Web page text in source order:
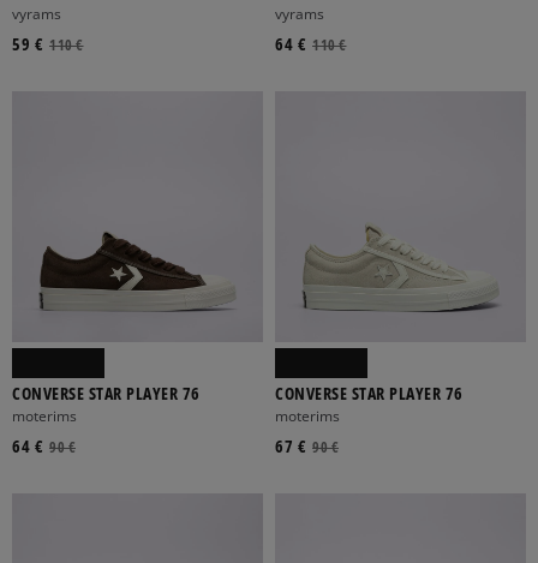
vyrams
110 €
59 €
vyrams
110 €
64 €
CONVERSE STAR PLAYER 76
moterims
90 €
64 €
CONVERSE STAR PLAYER 76
moterims
90 €
67 €